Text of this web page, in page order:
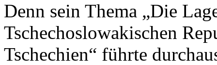
Denn sein Thema „Die
Tschechoslowakischen
Tschechien“ führte